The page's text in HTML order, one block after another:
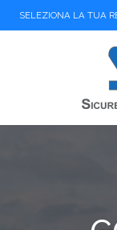
SELEZIONA LA TUA